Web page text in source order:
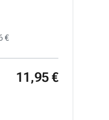
€
11 ,95 €